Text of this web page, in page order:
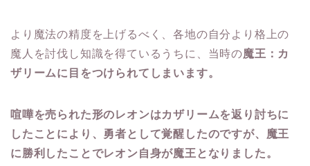
より魔法の精度を上げるべく、各地の自分より格上の
魔人を討伐し知識を得ているうちに、当時の魔王：カ
ザリームに目をつけられてしまいます。
喧嘩を売られた形のレオンはカザリームを返り討ちに
したことにより、勇者として覚醒したのですが、魔王
に勝利したことでレオン自身が魔王となりました。